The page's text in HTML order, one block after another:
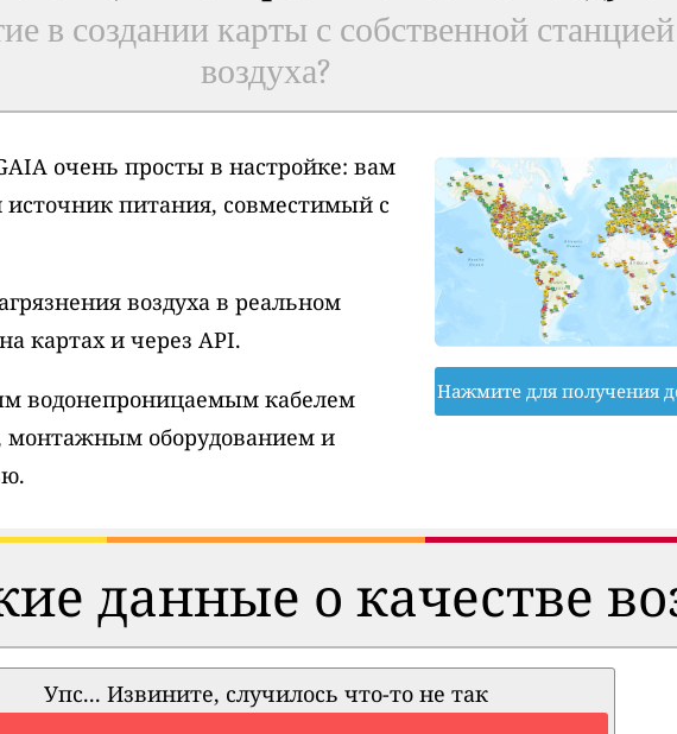
в создании карты с собственной
воздуха?
очень просты в настройке: вам
питания, совместимый с
воздуха в реальном
картах и через API.
водонепроницаемым кабелем
монтажным оборудованием и
Нажмите для получения
данные о качестве
Упс... Извините, случилось что-то не так